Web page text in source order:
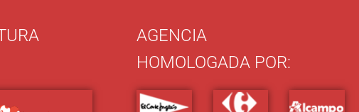
AGENCIA
HOMOLOGADA POR: